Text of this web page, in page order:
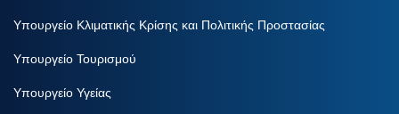
Υπουργείο Κλιματικής Κρίσης και Πολιτικής Προστασίας
Υπουργείο Τουρισμού
Υπουργείο Υγείας